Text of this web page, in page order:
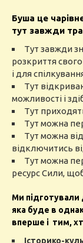
Буша це
тут завжди
Тут завжди
розкриття
і для
Тут
можливості і
Тут
Тут можна
Тут можна
відключитись
Тут можна
ресурс Сили,
Ми підготували
яка буде в
вперше і тим,
Історико-